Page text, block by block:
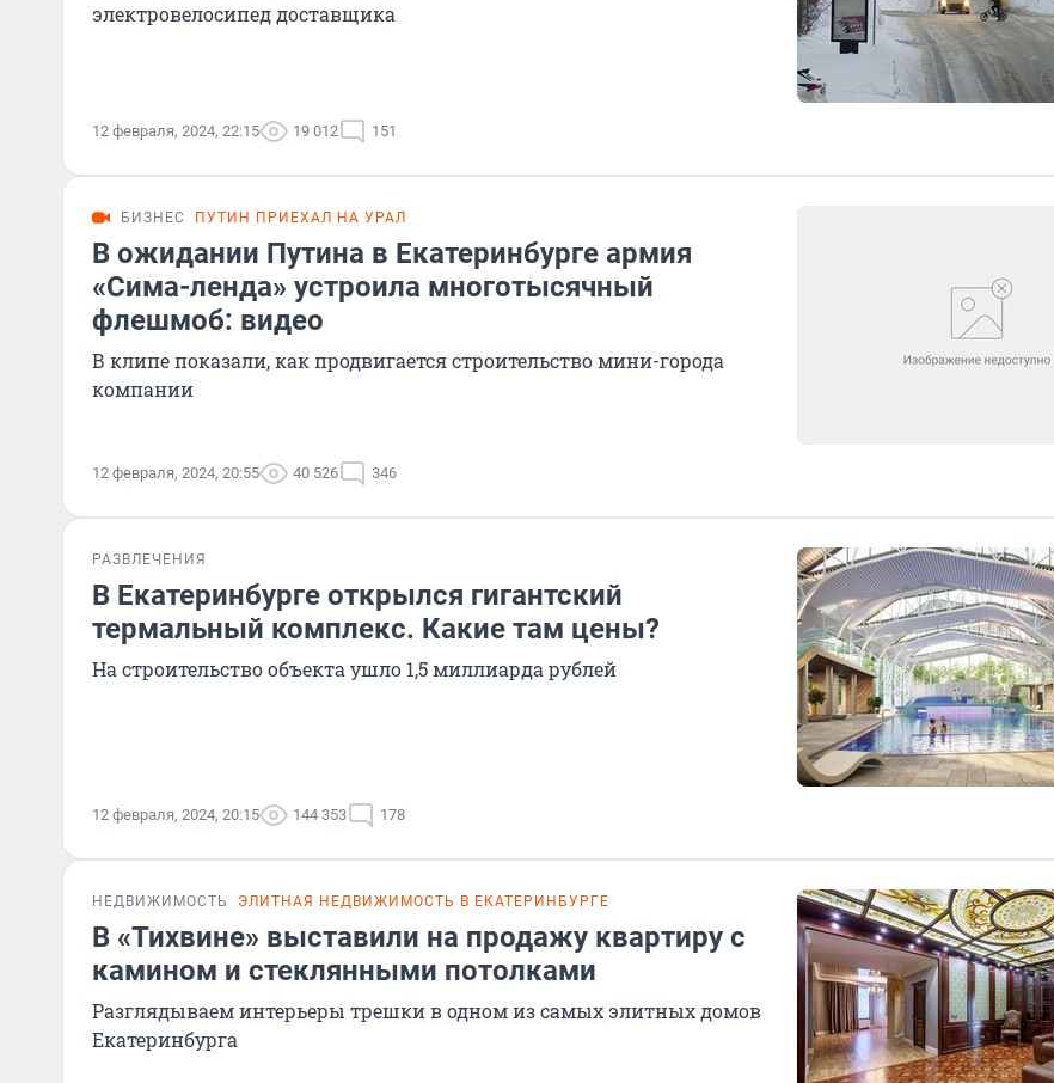
электровелосипед доставщика
12 февраля, 2024, 22:15 19 012 151
БИЗНЕС ПУТИН ПРИЕХАЛ НА УРАЛ
В ожидании Путина в Екатеринбурге армия
«Сима-ленда» устроила многотысячный
флешмоб: видео
В клипе показали, как продвигается строительство мини-города
компании
12 февраля, 2024, 20:55 40 526 346
РАЗВЛЕЧЕНИЯ
В Екатеринбурге открылся гигантский
термальный комплекс. Какие там цены?
На строительство объекта ушло 1,5 миллиарда рублей
12 февраля, 2024, 20:15 144 353 178
НЕДВИЖИМОСТЬ ЭЛИТНАЯ НЕДВИЖИМОСТЬ В ЕКАТЕРИНБУРГЕ
В «Тихвине» выставили на продажу квартиру с
камином и стеклянными потолками
Разглядываем интерьеры трешки в одном из самых элитных домов
Екатеринбурга